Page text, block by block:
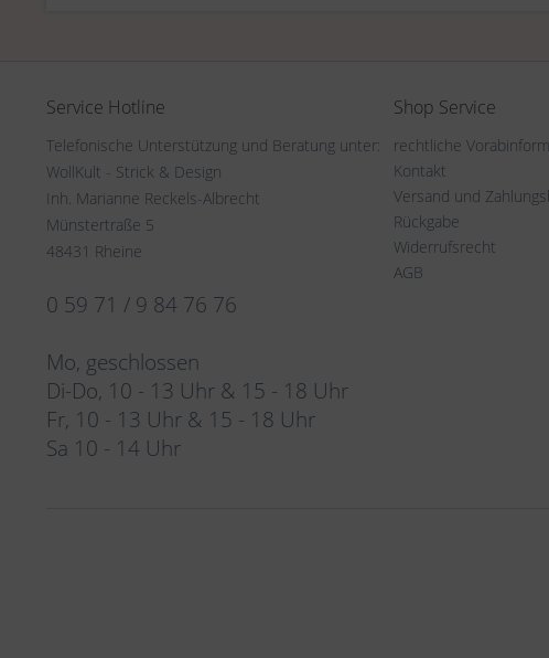
Service Hotline
Telefonische Unterstützung und Beratung unter:
WollKult - Strick & Design
Inh. Marianne Reckels-Albrecht
Münstertraße 5
48431 Rheine
0 59 71 / 9 84 76 76
Mo, geschlossen
Di-Do, 10 - 13 Uhr & 15 - 18 Uhr
Fr, 10 - 13 Uhr & 15 - 18 Uhr
Sa 10 - 14 Uhr
Shop Service
rechtliche
Kontakt
Versand und
Rückgabe
Widerrufsrecht
AGB